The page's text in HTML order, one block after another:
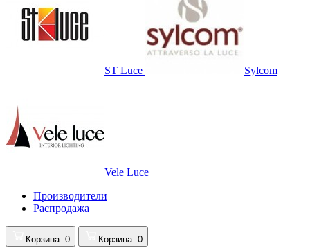
ST Luce Sylcom
Vele Luce
Производители
Распродажа
Корзина: 0 Корзина: 0